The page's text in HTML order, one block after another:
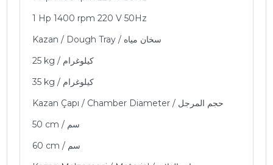
1 Hp 1400 rpm 220 V 50Hz
Kazan / Dough Tray / سخان مياه
25 kg / كيلوغرام
35 kg / كيلوغرام
Kazan Çapı / Chamber Diameter / حجم المرجل
50 cm / سم
60 cm / سم